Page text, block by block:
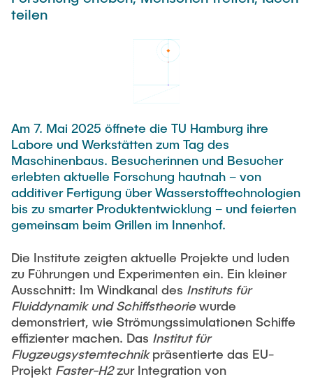
Newsroom
Merchandise-Shop
Arbeiten an der TU Hamburg
Stellenausschreibungen
Berufsausbildung und Praktika
Berufungen
Neue Mitarbeitende
Intern
Beratung und Kontakt
AI in Education
Für Absolventinnen und Absolventen
Alumni
Berufseinstieg - Career Center
Graduiertenakademie
Promotion und Habilitation
Wissenschaftliche Weiterbildung
Lehre und Lernen
Best Practices Lehre
Hochschuldidaktik - ZLL
UNU HUB "Engineering to Face Climate Change"
Gute Wissenschaftliche Praxis
Future Lectures
Team
Neues aus der Forschung &
Transfer
Interdisziplinärer Workshop des FSP
„Biobasierte Prozesse und
Reaktortechnologien“
Studiengänge
Forschung und Institute
Studiengänge
Forschung und Institute
Management-Wissenschaften und Technologie
Studiengänge
Forschung und Institute
Maschinenbau
Studiengänge
Forschung und Institute
Studienbereich FIT
Austauschstudium
Partnerships and Strategy
Partnerhochschulen Studierendenaustausch
Eine Partnerschaft vereinbaren
Strategie
ECIU University
teilen
Am 7. Mai 2025 öffnete die TU Hamburg ihre
Labore und Werkstätten zum Tag des
Maschinenbaus. Besucherinnen und Besucher
erlebten aktuelle Forschung hautnah – von
additiver Fertigung über Wasserstofftechnologien
bis zu smarter Produktentwicklung – und feierten
gemeinsam beim Grillen im Innenhof.
Die Institute zeigten aktuelle Projekte und luden
zu Führungen und Experimenten ein. Ein kleiner
Ausschnitt: Im Windkanal des Instituts für
Fluiddynamik und Schiffstheoriewurde
demonstriert, wie Strömungssimulationen Schiffe
effizienter machen. Das Institut für
Flugzeugsystemtechnikpräsentierte das EU-
Projekt Faster-H2zur Integration von